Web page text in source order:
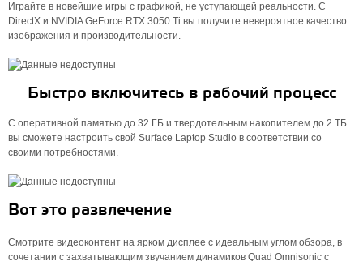
Играйте в новейшие игры с графикой, не уступающей реальности. С
DirectX и NVIDIA GeForce RTX 3050 Ti вы получите невероятное качество
изображения и производительности.
Быстро включитесь в рабочий процесс
С оперативной памятью до 32 ГБ и твердотельным накопителем до 2 ТБ
вы сможете настроить свой Surface Laptop Studio в соответствии со
своими потребностями.
Вот это развлечение
Смотрите видеоконтент на ярком дисплее с идеальным углом обзора, в
сочетании с захватывающим звучанием динамиков Quad Omnisonic с